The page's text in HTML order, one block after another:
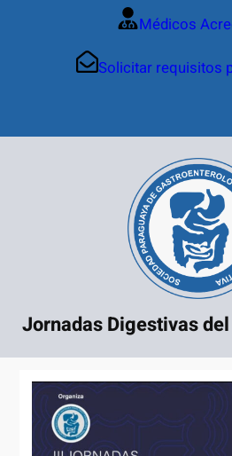
Médicos
Solicitar requisitos
Jornadas Digestivas